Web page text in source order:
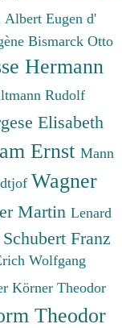
Albert Eugen d'
Bismarck Otto
Hermann
Rudolf
Elisabeth
Ernst Mann
Wagner
Martin Lenard
Schubert Franz
Wolfgang
Körner Theodor
Theodor